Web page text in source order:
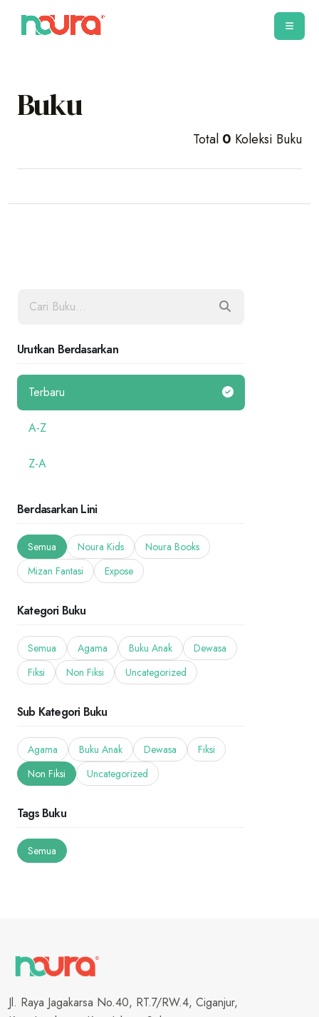
Buku
Total 0 Koleksi Buku
Urutkan Berdasarkan
Terbaru
A-Z
Z-A
Berdasarkan Lini
Semua Noura Kids
Noura Books
Mizan Fantasi
Expose
Kategori Buku
Semua Agama Buku Anak
Dewasa
Fiksi
Non Fiksi Uncategorized
Sub Kategori Buku
Agama Buku Anak Dewasa
Fiksi
Non Fiksi
Uncategorized
Tags Buku
Semua
Jl. Raya Jagakarsa No.40, RT.7/RW.4, Ciganjur,